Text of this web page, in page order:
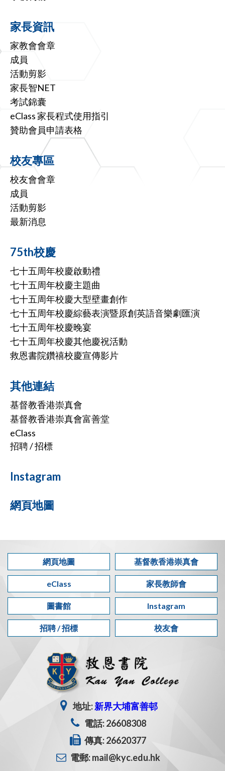
家長資訊
家教會會章
成員
活動剪影
家長智NET
考試錦囊
eClass 家長程式使用指引
贊助會員申請表格
校友專區
校友會會章
成員
活動剪影
最新消息
75th校慶
七十五周年校慶啟動禮
七十五周年校慶主題曲
七十五周年校慶大型壁畫創作
七十五周年校慶綜藝表演暨原創英語音樂劇匯演
七十五周年校慶晚宴
七十五周年校慶其他慶祝活動
救恩書院鑽禧校慶宣傳影片
其他連結
基督教香港崇真會
基督教香港崇真會富善堂
eClass
招聘 / 招標
Instagram
網頁地圖
網頁地圖 基督教香港崇真會
eClass 家長教師會
圖書館 Instagram
招聘 / 招標 校友會
地址:新界大埔富善邨
電話: 26608308
傳真: 26620377
電郵: mail@kyc.edu.hk